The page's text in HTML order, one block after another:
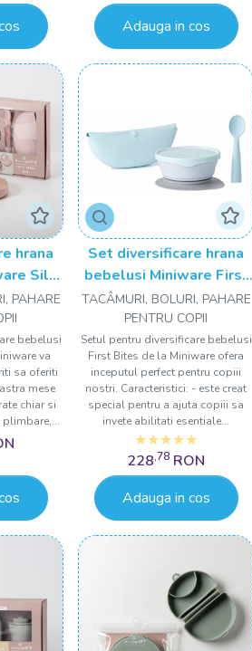
Adauga in cos
hrana
Sili
din
3 piese,
PAHARE
bebelusi
va
sa oferiti
mese
chiar si
Set diversificare hrana
bebelusi Miniware First
Bites, 100% din
materiale naturale
biodegradabile, 4 piese,
Aqua
TACÂMURI, BOLURI, PAHARE
PENTRU COPII
Setul pentru diversificare bebelusi
First Bites de la Miniware ofera
inceputul perfect pentru copiii
nostri. Caracteristici: - este creat
special pentru a ajuta copiii sa
invete abilitati esentiale...
228,78 RON
Adauga in cos